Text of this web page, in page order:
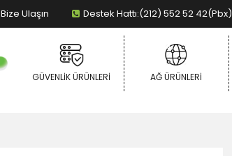
Bize Ulaşın Destek Hattı:(212) 552 52 42(Pbx)
GÜVENLIK ÜRÜNLERI AĞ ÜRÜNLERI